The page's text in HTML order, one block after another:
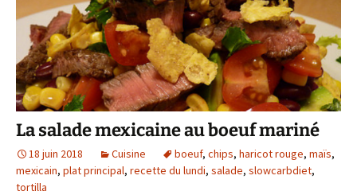
La salade mexicaine au boeuf mariné
18 juin 2018 Cuisine boeuf, chips, haricot rouge, maïs,
mexicain, plat principal, recette du lundi, salade, slowcarbdiet,
tortilla